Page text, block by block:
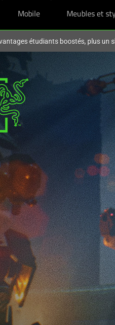
Mobile Meubles et
étudiants boostés, plus